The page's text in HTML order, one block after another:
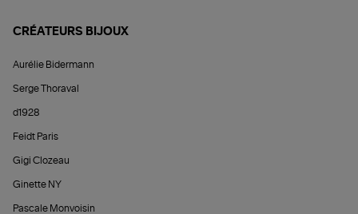
CRÉATEURS BIJOUX
Aurélie Bidermann
Serge Thoraval
d1928
Feidt Paris
Gigi Clozeau
Ginette NY
Pascale Monvoisin